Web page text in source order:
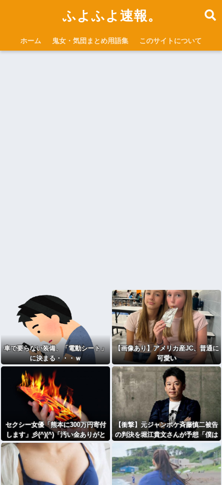
ふよふよ速報。
ホーム 鬼女・気団まとめ用語集 このサイトについて
車で要らない装備、「電動シート」
に決まる・・・ｗ
【画像あり】アメリカ産JC、普通に
可愛い
セクシー女優「熊本に300万円寄付
します」彡(^)(^)「汚い金ありがと
うやで」←これ！
【衝撃】元ジャンポケ斉藤慎二被告
の判決を堀江貴文さんが予想「僕は
懲役4年求刑で2年6か月の実刑だっ
たが…」・・・・・・・・・